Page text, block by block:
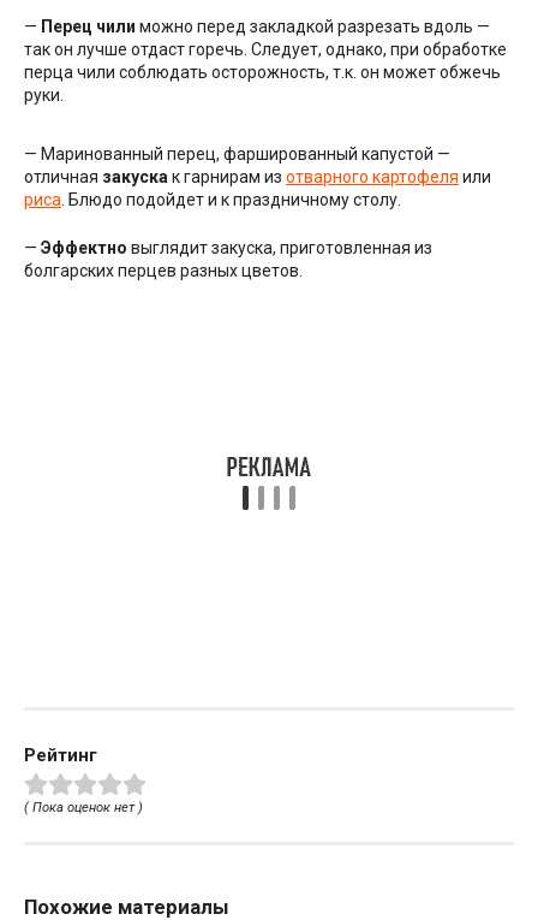
— Перец чили можно перед закладкой разрезать вдоль —
так он лучше отдаст горечь. Следует, однако, при обработке
перца чили соблюдать осторожность, т.к. он может обжечь
руки.
— Маринованный перец, фаршированный капустой —
отличная закуска к гарнирам из отварного картофеля или
риса . Блюдо подойдет и к праздничному столу.
— Эффектно выглядит закуска, приготовленная из
болгарских перцев разных цветов.
Рейтинг
( Пока оценок нет )
Похожие материалы